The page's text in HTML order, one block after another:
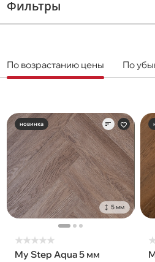
Фильтры
По возрастанию цены По
новинка
5 мм
★★★★★
My Step Aqua 5 мм
★